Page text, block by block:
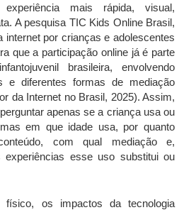
mais rápida, visual,
A pesquisa TIC Kids Online Brasil,
internet por crianças e adolescentes
que a participação online já é parte
brasileira, envolvendo
e diferentes formas de mediação
da Internet no Brasil, 2025). Assim,
apenas se a criança usa ou
em que idade usa, por quanto
com qual mediação e,
experiências esse uso substitui ou
físico, os impactos da tecnologia